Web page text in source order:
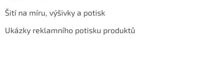
Šití na míru, výšivky a potisk
Ukázky reklamního potisku produktů